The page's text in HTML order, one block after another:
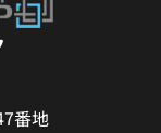
番地